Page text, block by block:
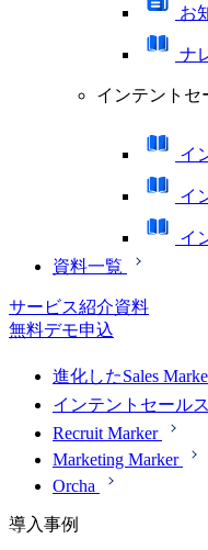
お
ナ
インテントセ
イ
イ
イ
資料一覧
サービス紹介資料
無料デモ申込
進化したSales
インテントセール
Recruit Marker
Marketing Marker
Orcha
導入事例